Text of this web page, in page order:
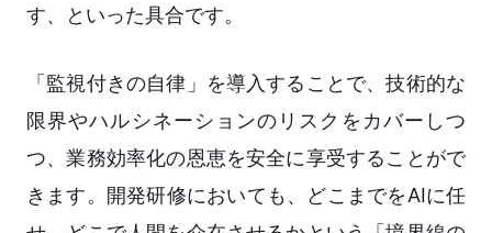
す、といった具合です。
「監視付きの自律」を導入することで、技術的な
限界やハルシネーションのリスクをカバーしつ
つ、業務効率化の恩恵を安全に享受することがで
きます。開発研修においても、どこまでをAIに任